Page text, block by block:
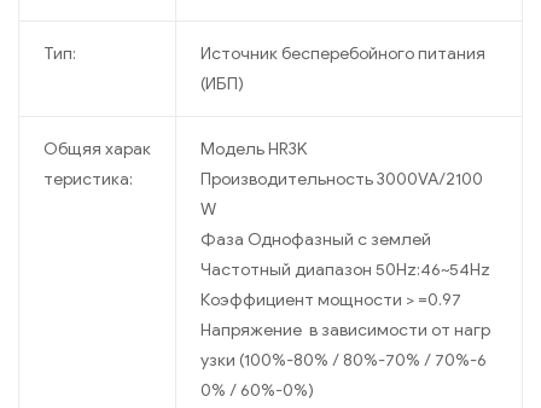
Тип:
Иcточник бесперебойного питания
(ИБП)
Общяя харак
теристика:
Модель HR3K
Производительность 3000VA/2100
W
Фаза Однофазный с землей
Частотный диапазон 50Hz:46~54Hz
Коэффициент мощности > =0.97
Напряжение в зависимости от нагр
узки (100%-80% / 80%-70% / 70%-6
0% / 60%-0%)